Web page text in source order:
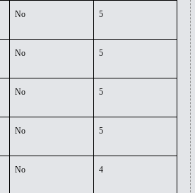
No 5
No 5
No 5
No 5
No 4